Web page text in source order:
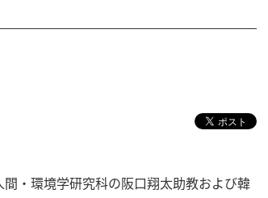
・環境学研究科の阪口翔太助教および韓